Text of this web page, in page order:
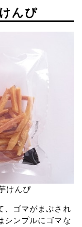
んぴ
けんぴ
、ゴマがまぶされ
シンプルにゴマな